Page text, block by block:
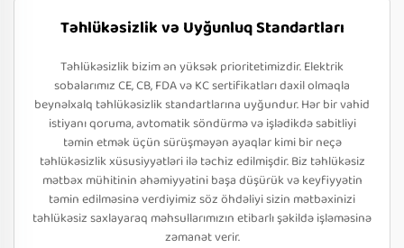
Təhlükəsizlik və Uyğunluq Standartları
Təhlükəsizlik bizim ən yüksək prioritetimizdir. Elektrik
sobalarımız CE, CB, FDA və KC sertifikatları daxil olmaqla
beynəlxalq təhlükəsizlik standartlarına uyğundur. Hər bir vahid
istiyanı qoruma, avtomatik söndürmə və işlədikdə sabitliyi
təmin etmək üçün sürüşməyən ayaqlar kimi bir neçə
təhlükəsizlik xüsusiyyətləri ilə təchiz edilmişdir. Biz təhlükəsiz
mətbəx mühitinin əhəmiyyətini başa düşürük və keyfiyyətin
təmin edilməsinə verdiyimiz söz öhdəliyi sizin mətbəxinizi
təhlükəsiz saxlayaraq məhsullarımızın etibarlı şəkildə işləməsinə
zəmanət verir.